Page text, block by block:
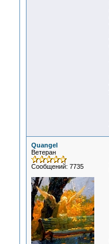
Quangel
Ветеран
Сообщений: 7735